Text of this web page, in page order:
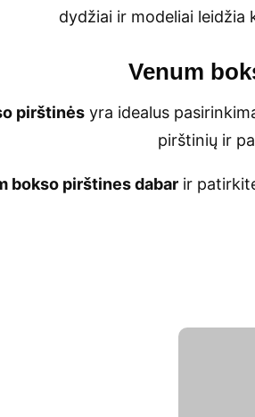
dydžiai ir modeliai leidžia
Venum
pirštinėsyra idealus
pirštinių ir
bokso pirštines dabar ir